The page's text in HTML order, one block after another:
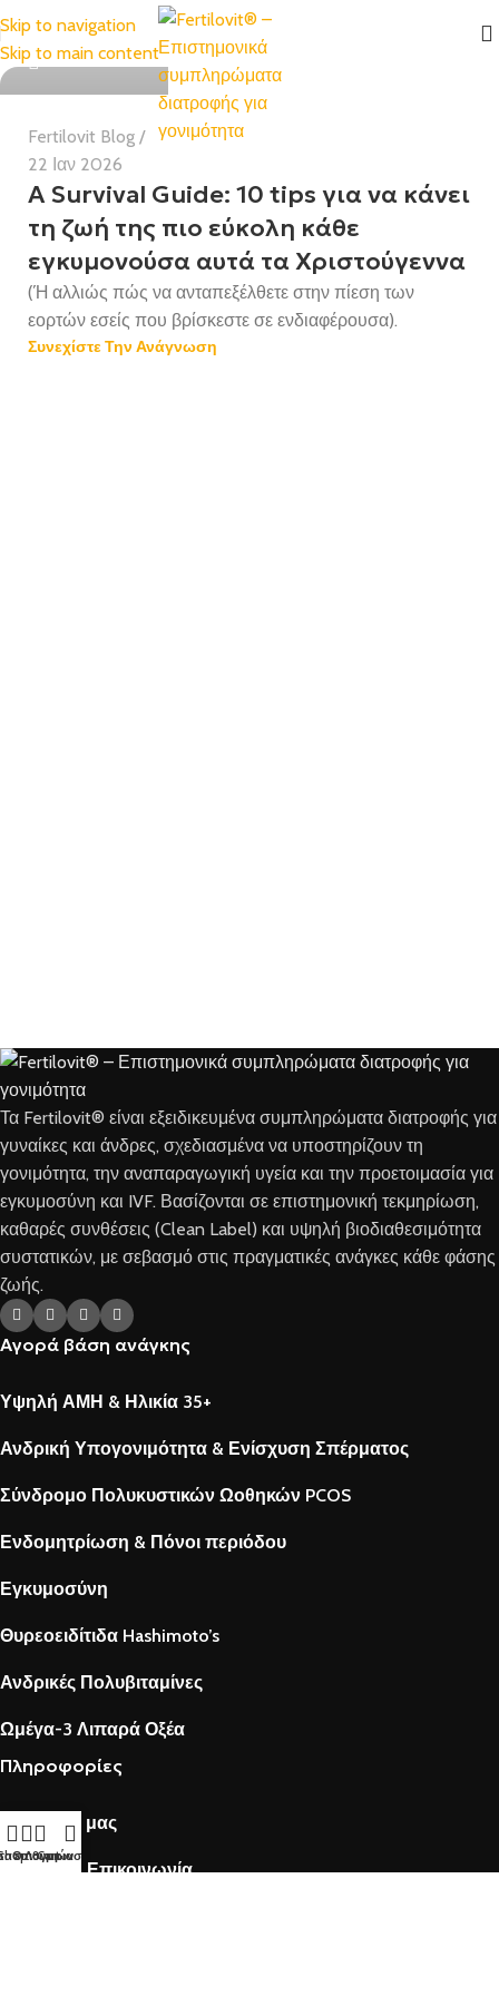
Skip to navigation
Skip to main content
Health Team
Fertilovit Blog
22 Ιαν 2026
A Survival Guide: 10 tips για να κάνει
τη ζωή της πιο εύκολη κάθε
εγκυμονούσα αυτά τα Χριστούγεννα
(Ή αλλιώς πώς να ανταπεξέλθετε στην πίεση των
εορτών εσείς που βρίσκεστε σε ενδιαφέρουσα).
Συνεχίστε Την Ανάγνωση
Τα Fertilovit® είναι εξειδικευμένα συμπληρώματα διατροφής για
γυναίκες και άνδρες, σχεδιασμένα να υποστηρίζουν τη
γονιμότητα, την αναπαραγωγική υγεία και την προετοιμασία για
εγκυμοσύνη και IVF. Βασίζονται σε επιστημονική τεκμηρίωση,
καθαρές συνθέσεις (Clean Label) και υψηλή βιοδιαθεσιμότητα
συστατικών, με σεβασμό στις πραγματικές ανάγκες κάθε φάσης
ζωής.
Αγορά βάση ανάγκης
Υψηλή ΑΜΗ & Ηλικία 35+
Ανδρική Υπογονιμότητα & Ενίσχυση Σπέρματος
Σύνδρομο Πολυκυστικών Ωοθηκών PCOS
Ενδομητρίωση & Πόνοι περιόδου
Εγκυμοσύνη
Θυρεοειδίτιδα Hashimoto’s
Ανδρικές Πολυβιταμίνες
Ωμέγα-3 Λιπαρά Οξέα
Πληροφορίες
Γνωρίστε μας
Fertilovit® Επικοινωνία
επιθυμιών
Cart
Ο Λογαριασμός μου